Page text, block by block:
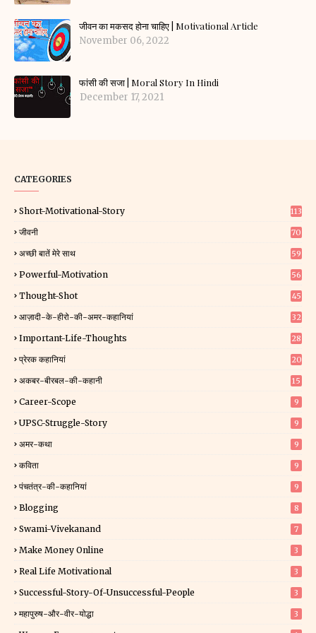
जीवन का मकसद होना चाहिए | Motivational Article
November 06, 2022
फांसी की सजा | Moral Story In Hindi
December 17, 2021
CATEGORIES
Short-Motivational-Story 113
जीवनी 70
अच्छी बातें मेरे साथ 59
Powerful-Motivation 56
Thought-Shot 45
आज़ादी-के-हीरो-की-अमर-कहानियां 32
Important-Life-Thoughts 28
प्रेरक कहानियां 20
अकबर-बीरबल-की-कहानी 15
Career-Scope 9
UPSC-Struggle-Story 9
अमर-कथा 9
कविता 9
पंचतंत्र-की-कहानियां 9
Blogging 8
Swami-Vivekanand 7
Make Money Online 3
Real Life Motivational 3
Successful-Story-Of-Unsuccessful-People 3
महापुरुष-और-वीर-योद्धा 3